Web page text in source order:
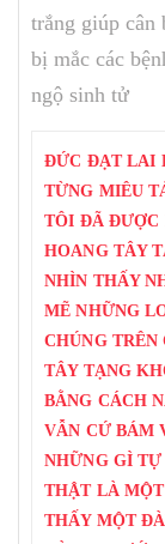
trắng giúp cân
bị mắc các
ngộ sinh tử
ĐỨC ĐẠT LAI
TỪNG MIÊU
TÔI ĐÃ ĐƯỢC
HOANG TÂY
NHÌN THẤY
MẼ NHỮNG
CHÚNG TRÊN
TÂY TẠNG
BẰNG CÁCH
VẪN CỨ BÁM
NHỮNG GÌ TỰ
THẬT LÀ
THẤY MỘT